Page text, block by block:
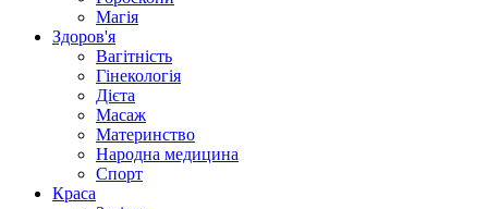
Магія
Здоров'я
Вагітність
Гінекологія
Дієта
Масаж
Материнство
Народна медицина
Спорт
Краса